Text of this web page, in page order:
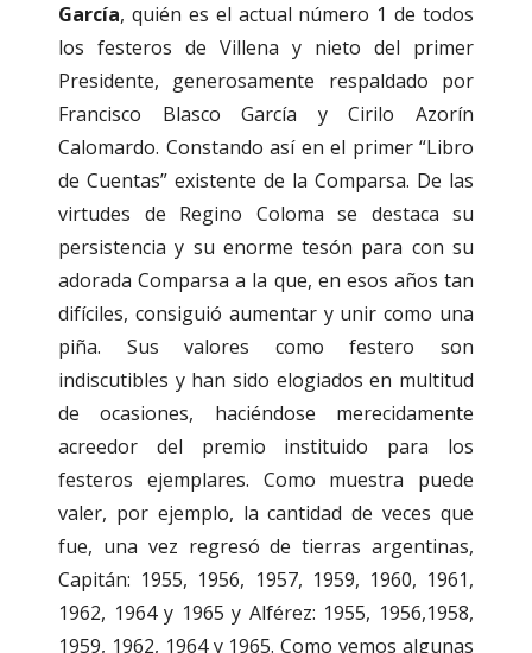
García, quién es el actual número 1 de todos
los festeros de Villena y nieto del primer
Presidente, generosamente respaldado por
Francisco Blasco García y Cirilo Azorín
Calomardo. Constando así en el primer “Libro
de Cuentas” existente de la Comparsa. De las
virtudes de Regino Coloma se destaca su
persistencia y su enorme tesón para con su
adorada Comparsa a la que, en esos años tan
difíciles, consiguió aumentar y unir como una
piña. Sus valores como festero son
indiscutibles y han sido elogiados en multitud
de ocasiones, haciéndose merecidamente
acreedor del premio instituido para los
festeros ejemplares. Como muestra puede
valer, por ejemplo, la cantidad de veces que
fue, una vez regresó de tierras argentinas,
Capitán: 1955, 1956, 1957, 1959, 1960, 1961,
1962, 1964 y 1965 y Alférez: 1955, 1956,1958,
1959, 1962, 1964 y 1965. Como vemos algunas